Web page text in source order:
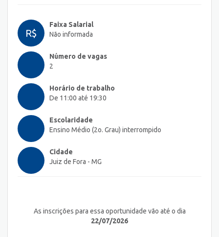
R$
Faixa Salarial
Não informada
Número de vagas
2
Horário de trabalho
De 11:00 até 19:30
Escolaridade
Ensino Médio (2o. Grau) interrompido
Cidade
Juiz de Fora - MG
As inscrições para essa oportunidade vão até o dia
22/07/2026